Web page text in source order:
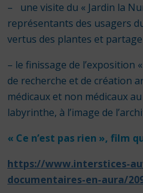
– une visite du « Jardin la
représentants des usagers
vertus des plantes et
– le finissage de l’exposition
de recherche et de création
médicaux et non médicaux
labyrinthe, à l’image de
« Ce n’est pas rien », film
https://www.interstices-
documentaires-en-aura/